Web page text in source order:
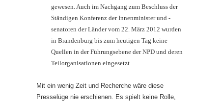
gewesen. Auch im Nachgang zum Beschluss der
Ständigen Konferenz der Innenminister und -
senatoren der Länder vom 22. März 2012 wurden
in Brandenburg bis zum heutigen Tag keine
Quellen in der Führungsebene der NPD und deren
Teilorganisationen eingesetzt.
Mit ein wenig Zeit und Recherche wäre diese
Presselüge nie erschienen. Es spielt keine Rolle,